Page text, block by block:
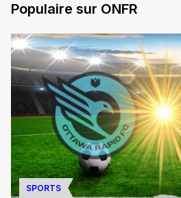
Populaire sur ONFR
SPORTS